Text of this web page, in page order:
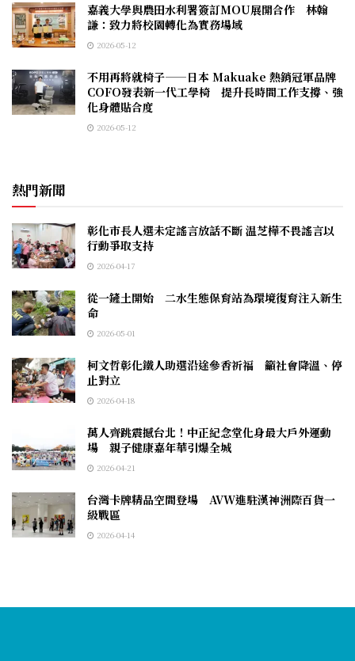
嘉義大學與農田水利署簽訂MOU展開合作 林翰
謙：致力將校園轉化為實務場域
2026-05-12
不用再將就椅子——日本 Makuake 熱銷冠軍品牌
COFO發表新一代工學椅 提升長時間工作支撐、強
化身體貼合度
2026-05-12
熱門新聞
彰化市長人選未定謠言放話不斷 温芝樺不畏謠言以
行動爭取支持
2026-04-17
從一鏟土開始 二水生態保育站為環境復育注入新生
命
2026-05-01
柯文哲彰化鐵人助選沿途參香祈福 籲社會降溫、停
止對立
2026-04-18
萬人齊跳震撼台北！中正紀念堂化身最大戶外運動
場 親子健康嘉年華引爆全城
2026-04-21
台灣卡牌精品空間登場 AVW進駐漢神洲際百貨一
級戰區
2026-04-14